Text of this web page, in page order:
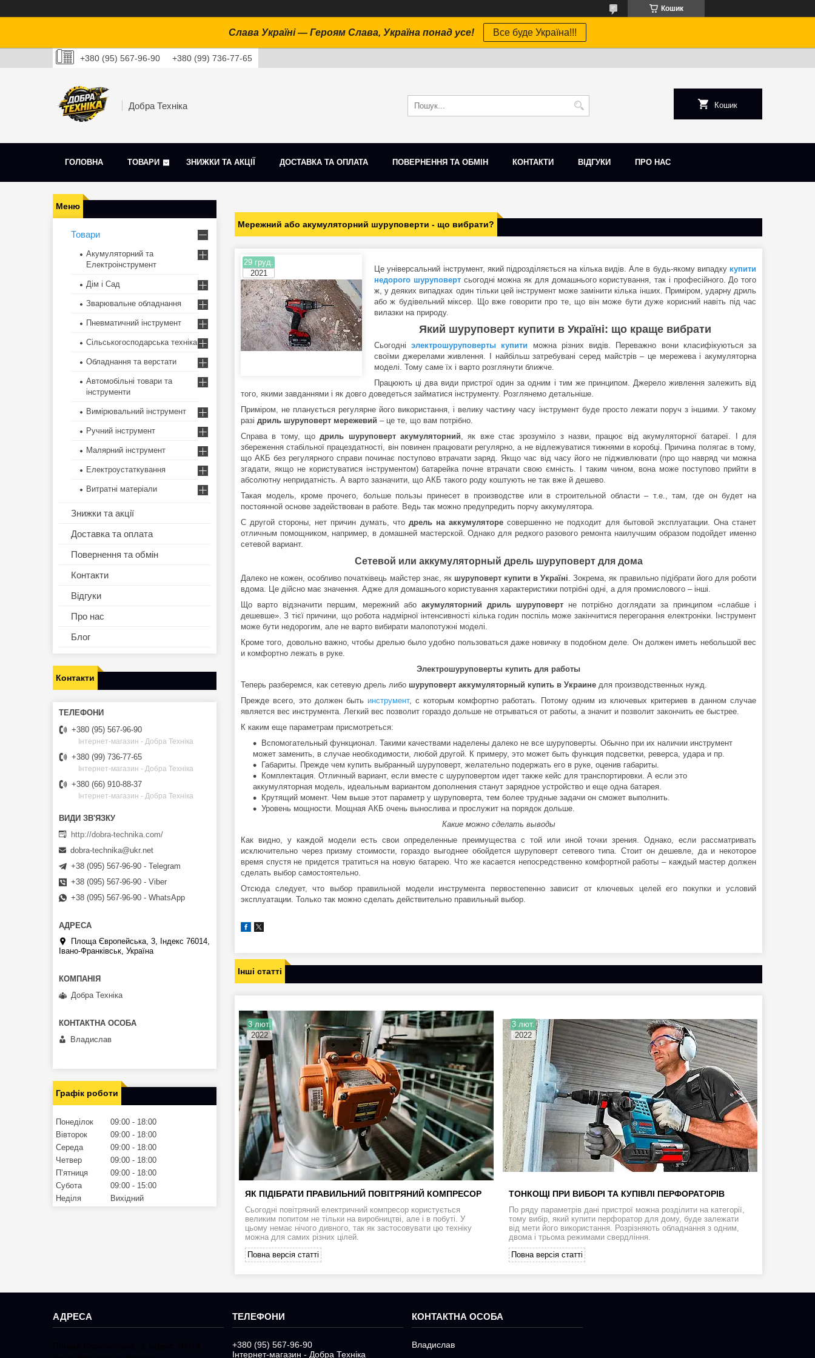
Кошик
Слава Україні — Героям Слава, Україна понад усе! Все буде Україна!!!
+380 (95) 567-96-90 +380 (99) 736-77-65
Добра Техніка Кошик
ГОЛОВНА ТОВАРИ ЗНИЖКИ ТА АКЦІЇ ДОСТАВКА ТА ОПЛАТА ПОВЕРНЕННЯ ТА ОБМІН КОНТАКТИ ВІДГУКИ ПРО НАС
Мережний або акумуляторний шуруповерти - що вибрати?
29 груд.
2021
Це універсальний інструмент, який підрозділяється на кілька видів. Але в будь-якому випадку купити
недорого шуруповертсьогодні можна як для домашнього користування, так і професійного. До того
ж, у деяких випадках один тільки цей інструмент може замінити кілька інших. Приміром, ударну дриль
або ж будівельний міксер. Що вже говорити про те, що він може бути дуже корисний навіть під час
вилазки на природу.
Який шуруповерт купити в Україні: що краще вибрати
Сьогодніэлектрошуруповерты купити можна різних видів. Переважно вони класифікуються за
своїми джерелами живлення. І найбільш затребувані серед майстрів – це мережева і акумуляторна
моделі. Тому саме їх і варто розглянути ближче.
Працюють ці два види пристрої один за одним і тим же принципом. Джерело живлення залежить від
того, якими завданнями і як довго доведеться займатися інструменту. Розглянемо детальніше.
Приміром, не планується регулярне його використання, і велику частину часу інструмент буде просто лежати поруч з іншими. У такому
разі дриль шуруповерт мережевий – це те, що вам потрібно.
Справа в тому, щодриль шуруповерт акумуляторний, як вже стає зрозуміло з назви, працює від акумуляторної батареї. І для
збереження стабільної працездатності, він повинен працювати регулярно, а не відлежуватися тижнями в коробці. Причина полягає в тому,
що АКБ без регулярного справи починає поступово втрачати заряд. Якщо час від часу його не підживлювати (про що навряд чи можна
згадати, якщо не користуватися інструментом) батарейка почне втрачати свою ємність. І таким чином, вона може поступово прийти в
абсолютну непридатність. А варто зазначити, що АКБ такого роду коштують не так вже й дешево.
Такая модель, кроме прочего, больше пользы принесет в производстве или в строительной области – т.е., там, где он будет на
постоянной основе задействован в работе. Ведь так можно предупредить порчу аккумулятора.
С другой стороны, нет причин думать, что дрель на аккумуляторе совершенно не подходит для бытовой эксплуатации. Она станет
отличным помощником, например, в домашней мастерской. Однако для редкого разового ремонта наилучшим образом подойдет именно
сетевой вариант.
Сетевой или аккумуляторный дрель шуруповерт для дома
Далеко не кожен, особливо початківець майстер знає, як шуруповерт купити в Україні. Зокрема, як правильно підібрати його для роботи
вдома. Це дійсно має значення. Адже для домашнього користування характеристики потрібні одні, а для промислового – інші.
Що варто відзначити першим, мережний або акумуляторний дриль шуруповерт не потрібно доглядати за принципом «слабше і
дешевше». З тієї причини, що робота надмірної інтенсивності кілька годин поспіль може закінчитися перегорання електроніки. Інструмент
може бути недорогим, але не варто вибирати малопотужні моделі.
Кроме того, довольно важно, чтобы дрелью было удобно пользоваться даже новичку в подобном деле. Он должен иметь небольшой вес
и комфортно лежать в руке.
Электрошуруповерты купить для работы
Теперь разберемся, как сетевую дрель либо шуруповерт аккумуляторный купить в Украине для производственных нужд.
Прежде всего, это должен быть инструмент, с которым комфортно работать. Потому одним из ключевых критериев в данном случае
является вес инструмента. Легкий вес позволит гораздо дольше не отрываться от работы, а значит и позволит закончить ее быстрее.
К каким еще параметрам присмотреться:
Вспомогательный функционал. Такими качествами наделены далеко не все шуруповерты. Обычно при их наличии инструмент
может заменить, в случае необходимости, любой другой. К примеру, это может быть функция подсветки, реверса, удара и пр.
Габариты. Прежде чем купить выбранный шуруповерт, желательно подержать его в руке, оценив габариты.
Комплектация. Отличный вариант, если вместе с шуруповертом идет также кейс для транспортировки. А если это
аккумуляторная модель, идеальным вариантом дополнения станут зарядное устройство и еще одна батарея.
Крутящий момент. Чем выше этот параметр у шуруповерта, тем более трудные задачи он сможет выполнить.
Уровень мощности. Мощная АКБ очень вынослива и прослужит на порядок дольше.
Какие можно сделать выводы
Как видно, у каждой модели есть свои определенные преимущества с той или иной точки зрения. Однако, если рассматривать
исключительно через призму стоимости, гораздо выгоднее обойдется шуруповерт сетевого типа. Стоит он дешевле, да и некоторое
время спустя не придется тратиться на новую батарею. Что же касается непосредственно комфортной работы – каждый мастер должен
сделать выбор самостоятельно.
Отсюда следует, что выбор правильной модели инструмента первостепенно зависит от ключевых целей его покупки и условий
эксплуатации. Только так можно сделать действительно правильный выбор.
Інші статті
3 лют.
2022
ЯК ПІДІБРАТИ ПРАВИЛЬНИЙ ПОВІТРЯНИЙ КОМПРЕСОР
Сьогодні повітряний електричний компресор користується
великим попитом не тільки на виробництві, але і в побуті. У
цьому немає нічого дивного, так як застосовувати цю техніку
можна для самих різних цілей.
Повна версія статті
3 лют.
2022
ТОНКОЩІ ПРИ ВИБОРІ ТА КУПІВЛІ ПЕРФОРАТОРІВ
По ряду параметрів дані пристрої можна розділити на категорії,
тому вибір, який купити перфоратор для дому, буде залежати
від мети його використання. Розрізняють обладнання з одним,
двома і трьома режимами свердління.
Повна версія статті
Товари
Акумуляторний та
Електроінструмент
Дім і Сад
Зварювальне обладнання
Пневматичний інструмент
Сільськогосподарська техніка
Обладнання та верстати
Автомобільні товари та
інструменти
Вимірювальний інструмент
Ручний інструмент
Малярний інструмент
Електроустаткування
Витратні матеріали
Знижки та акції
Доставка та оплата
Повернення та обмін
Контакти
Відгуки
Про нас
Блог
Контакти
+380 (95) 567-96-90
Інтернет-магазин - Добра Техніка
+380 (99) 736-77-65
Інтернет-магазин - Добра Техніка
+380 (66) 910-88-37
Інтернет-магазин - Добра Техніка
http://dobra-technika.com/
dobra-technika@ukr.net
+38 (095) 567-96-90 - Telegram
+38 (095) 567-96-90 - Viber
+38 (095) 567-96-90 - WhatsApp
Площа Європейська, 3, Індекс 76014,
Івано-Франківськ, Україна
Добра Техніка
Владислав
Графік роботи
Понеділок 09:00
18:00
Вівторок
09:00
18:00
Середа
09:00
18:00
Четвер
09:00
18:00
Пʼятниця
09:00
18:00
Субота
09:00
15:00
Неділя
Вихідний
+380 (95) 567-96-90
Інтернет-магазин - Добра Техніка
Владислав